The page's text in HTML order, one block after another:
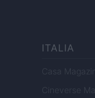
ITALIA
Casa
Cineverse